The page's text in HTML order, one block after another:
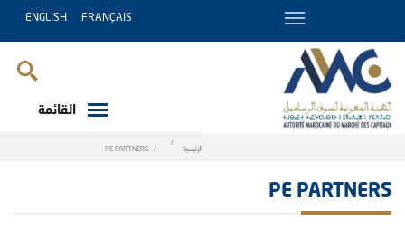
FRANÇAIS
ENGLISH
القائمة
الرئيسية PE PARTNERS
PE PARTNERS